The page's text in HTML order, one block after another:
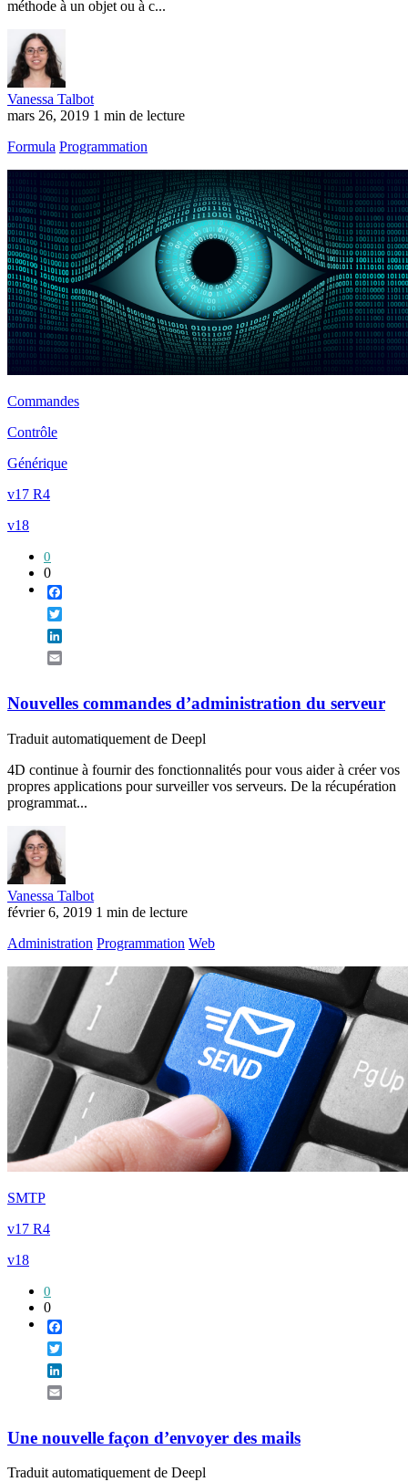
méthode à un objet ou à c...
Vanessa Talbot
mars 26, 2019 1 min de lecture
Formula Programmation
Commandes
Contrôle
Générique
v17 R4
v18
0
0
Nouvelles commandes d’administration du serveur
Traduit automatiquement de Deepl
4D continue à fournir des fonctionnalités pour vous aider à créer vos
propres applications pour surveiller vos serveurs. De la récupération
programmat...
Vanessa Talbot
février 6, 2019 1 min de lecture
Administration Programmation Web
SMTP
v17 R4
v18
0
0
Une nouvelle façon d’envoyer des mails
Traduit automatiquement de Deepl